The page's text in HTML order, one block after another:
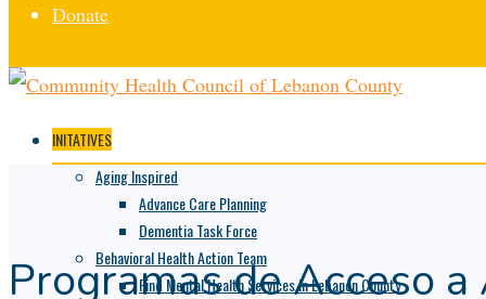
Donate
INITATIVES
Aging Inspired
Advance Care Planning
Dementia Task Force
Behavioral Health Action Team
Find Mental Health Services in Lebanon County
Programas de Acceso